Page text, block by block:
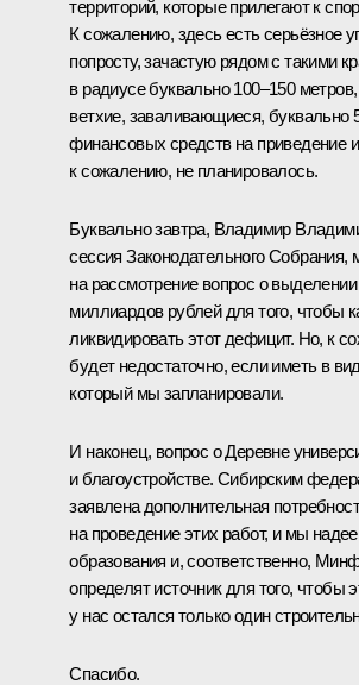
территорий, которые прилегают к
К сожалению, здесь есть серьёзное
попросту, зачастую рядом с такими
в радиусе буквально 100–150
ветхие, заваливающиеся, буквально
финансовых средств на приведение
к сожалению, не планировалось.
Буквально завтра, Владимир
сессия Законодательного
на рассмотрение вопрос о
миллиардов рублей для того, чтобы
ликвидировать этот дефицит. Но, к
будет недостаточно, если иметь в
который мы запланировали.
И наконец, вопрос о Деревне
и благоустройстве. Сибирским
заявлена дополнительная
на проведение этих работ, и мы
образования и, соответственно,
определят источник для того, чтобы
у нас остался только один
Спасибо.